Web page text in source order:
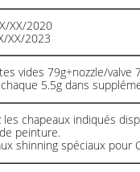
XX/2020
XX/2023
vides 79g+nozzle/valve
5.5g dans
les chapeaux indiqués
peinture.
shinning spéciaux pour